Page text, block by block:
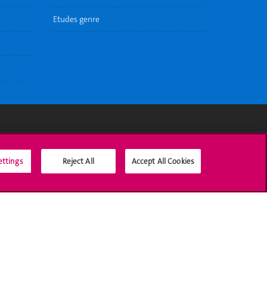
Etudes genre
Reject All Accept All Cookies